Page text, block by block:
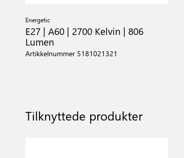
Energetic
E27 | A60 | 2700 Kelvin | 806
Lumen
Artikkelnummer 5181021321
Tilknyttede produkter